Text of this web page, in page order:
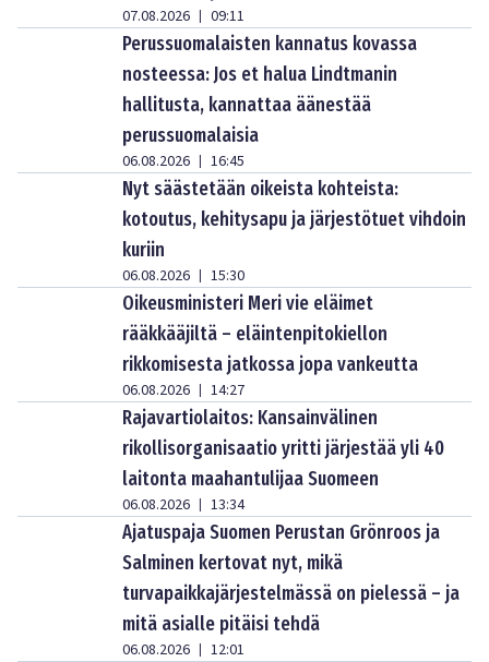
07.08.2026 | 09:11
Perussuomalaisten kannatus kovassa
nosteessa: Jos et halua Lindtmanin
hallitusta, kannattaa äänestää
perussuomalaisia
06.08.2026 | 16:45
Nyt säästetään oikeista kohteista:
kotoutus, kehitysapu ja järjestötuet vihdoin
kuriin
06.08.2026 | 15:30
Oikeusministeri Meri vie eläimet
rääkkääjiltä – eläintenpitokiellon
rikkomisesta jatkossa jopa vankeutta
06.08.2026 | 14:27
Rajavartiolaitos: Kansainvälinen
rikollisorganisaatio yritti järjestää yli 40
laitonta maahantulijaa Suomeen
06.08.2026 | 13:34
Ajatuspaja Suomen Perustan Grönroos ja
Salminen kertovat nyt, mikä
turvapaikkajärjestelmässä on pielessä – ja
mitä asialle pitäisi tehdä
06.08.2026 | 12:01